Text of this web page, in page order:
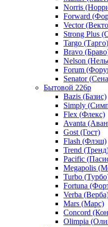
Norris
Forward
Vector
Strong Plus
Targo (Тарго)
Bravo
Nelson
Forum
Senator
Бытовой 226р
Bazis (Базис)
Simply
Flex (Флекс)
Avanta
Gost (Гост)
Flash (Флэш)
Trend
Pacific
Megapolis
Turbo
Fortuna
Verba
Mars (Марс)
Concord
Olimpia